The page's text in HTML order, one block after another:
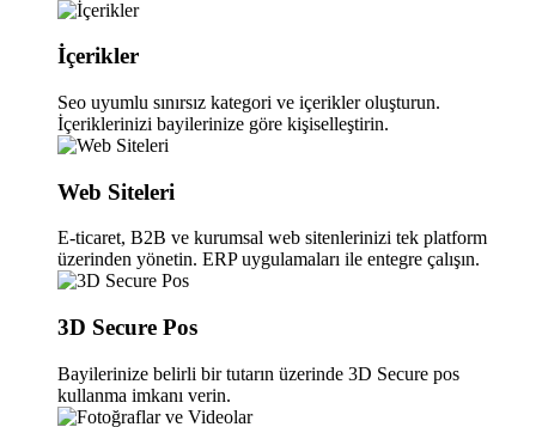
İçerikler
Seo uyumlu sınırsız kategori ve içerikler oluşturun.
İçeriklerinizi bayilerinize göre kişiselleştirin.
Web Siteleri
E-ticaret, B2B ve kurumsal web sitenlerinizi tek platform
üzerinden yönetin. ERP uygulamaları ile entegre çalışın.
3D Secure Pos
Bayilerinize belirli bir tutarın üzerinde 3D Secure pos
kullanma imkanı verin.